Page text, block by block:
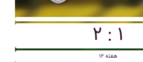
۲ : ۱
هفته ۱۲